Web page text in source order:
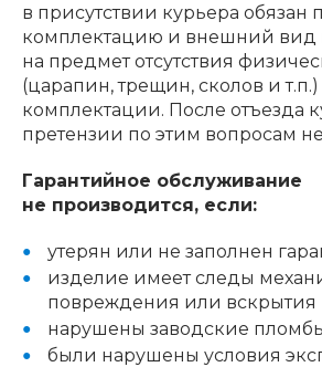
в присутствии курьера обязан
комплектацию и внешний вид
на предмет отсутствия
(царапин, трещин, сколов и
комплектации. После отъезда
претензии по этим вопросам
Гарантийное обслуживание
не производится, если:
утерян или не заполнен
изделие имеет следы
повреждения или вскрытия
нарушены заводские
были нарушены условия